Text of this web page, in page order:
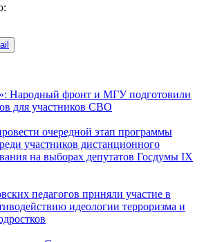
Народный фронт и МГУ подготовили
для участников СВО
очередной этап программы
участников дистанционного
на выборах депутатов Госдумы IX
педагогов приняли участие в
идеологии терроризма и